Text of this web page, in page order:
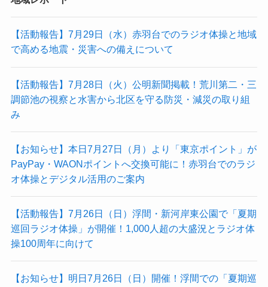
【活動報告】7月29日（水）赤羽台でのラジオ体操と地域
で高める地震・災害への備えについて
【活動報告】7月28日（火）公明新聞掲載！荒川第二・三
調節池の視察と水害から北区を守る防災・減災の取り組
み
【お知らせ】本日7月27日（月）より「東京ポイント」が
PayPay・WAONポイントへ交換可能に！赤羽台でのラジ
オ体操とデジタル活用のご案内
【活動報告】7月26日（日）浮間・新河岸東公園で「夏期
巡回ラジオ体操」が開催！1,000人超の大盛況とラジオ体
操100周年に向けて
【お知らせ】明日7月26日（日）開催！浮間での「夏期巡